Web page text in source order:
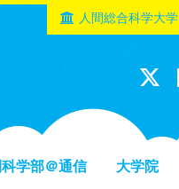
科学部＠通信 大学院
人間総合科学大学